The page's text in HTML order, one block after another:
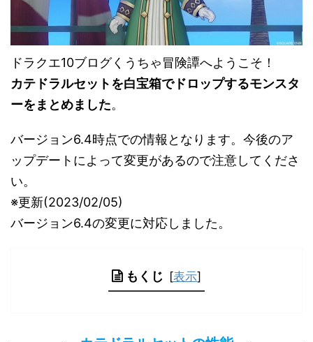
ドラクエ10ブログくうちゃ冒険譚へようこそ！
カテドラルセットを白宝箱でドロップするモンスタ
ーをまとめました。
バージョン6.4時点での情報となります。今後のア
ップデートによって変更があるので注意してくださ
い。
※更新(2023/02/05)
バージョン6.4の変更に対応しました。
もくじ [表示]